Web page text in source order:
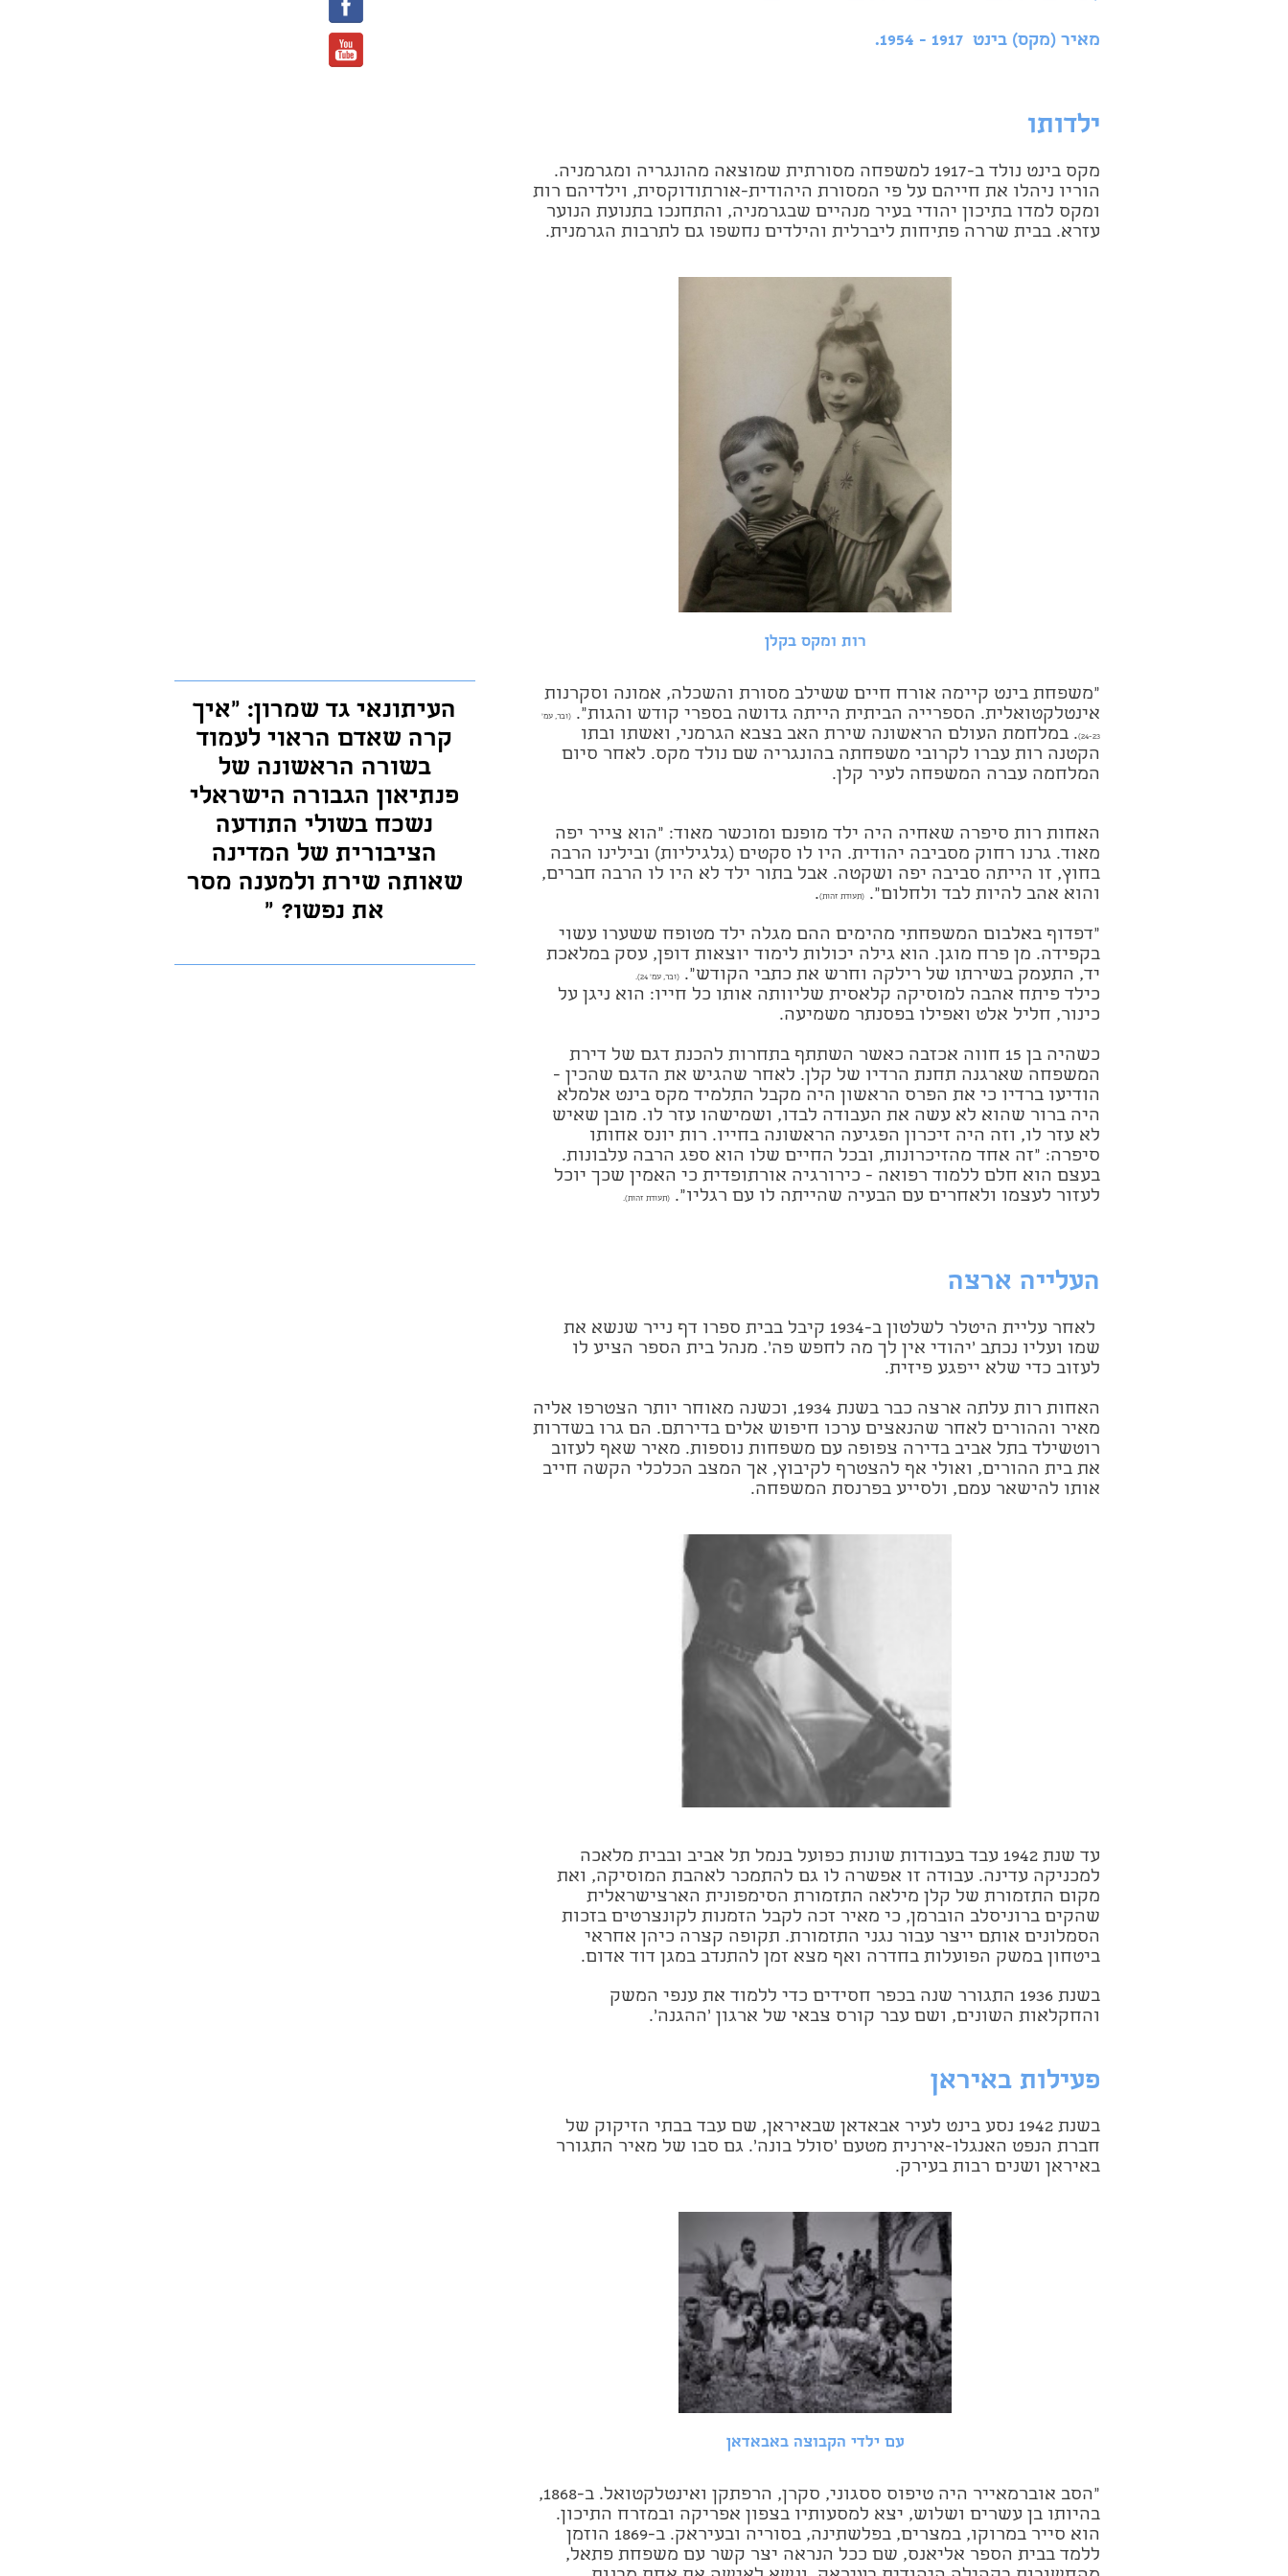
מאיר (מקס) בינט 1917 - 1954.
ילדותו
מקס בינט נולד ב-1917 למשפחה מסורתית שמוצאה
מהונגריה ומגרמניה.
הוריו ניהלו את חייהם על פי המסורת היהודית-אורתודוקסית, וילדיהם רות
ומקס למדו בתיכון יהודי בעיר מנהיים שבגרמניה, והתחנכו בתנועת הנוער
עזרא. בבית שררה פתיחות ליברלית והילדים נחשפו גם לתרבות הגרמנית.
רות ומקס בקלן
"משפחת בינט קיימה אורח חיים ששילב מסורת והשכלה, אמונה וסקרנות
אינטלקטואלית. הספרייה הביתית הייתה גדושה בספרי קודש והגות".(ובר, עמ'
24-23) . במלחמת העולם הראשונה שירת האב בצבא הגרמני, ואשתו ובתו
הקטנה רות עברו לקרובי משפחתה בהונגריה שם נולד מקס. לאחר סיום
המלחמה עברה המשפחה לעיר קלן.
האחות רות סיפרה שאחיה היה ילד מופנם ומוכשר מאוד: "הוא צייר יפה
מאוד. גרנו רחוק מסביבה יהודית. היו לו סקטים (גלגיליות) ובילינו הרבה
בחוץ, זו הייתה סביבה יפה ושקטה. אבל בתור ילד לא היו לו הרבה חברים,
והוא אהב להיות לבד ולחלום".(תעודת זהות).
"דפדוף באלבום המשפחתי מהימים ההם מגלה ילד מטופח ששערו עשוי
בקפידה. מן פרח מוגן. הוא גילה יכולות לימוד יוצאות דופן, עסק במלאכת
יד, התעמק בשירתו של רילקה וחרש את כתבי הקודש".(ובר, עמ' 24).
כילד פיתח אהבה למוסיקה קלאסית שליוותה אותו כל חייו: הוא ניגן על
כינור, חליל אלט ואפילו בפסנתר משמיעה.
כשהיה בן 15 חווה אכזבה כאשר השתתף בתחרות להכנת דגם של דירת
המשפחה שארגנה תחנת הרדיו של קלן. לאחר שהגיש את הדגם שהכין -
הודיעו ברדיו כי את הפרס הראשון היה מקבל התלמיד מקס בינט אלמלא
היה ברור שהוא לא עשה את העבודה לבדו, ושמישהו עזר לו. מובן שאיש
לא עזר לו, וזה היה זיכרון הפגיעה הראשונה בחייו. רות יונס אחותו
סיפרה: "זה אחד מהזיכרונות, ובכל החיים שלו הוא ספג הרבה עלבונות.
בעצם הוא חלם ללמוד רפואה - כירורגיה אורתופדית כי האמין שכך יוכל
לעזור לעצמו ולאחרים עם הבעיה שהייתה לו עם רגליו".(תעודת זהות).
העלייה ארצה
לאחר עליית היטלר לשלטון ב-1934 קיבל בבית ספרו דף נייר שנשא את
שמו ועליו נכתב 'יהודי אין לך מה לחפש פה'. מנהל בית הספר הציע לו
לעזוב כדי שלא ייפגע פיזית.
האחות רות עלתה ארצה כבר בשנת 1934, וכשנה מאוחר יותר הצטרפו אליה
מאיר וההורים לאחר שהנאצים ערכו חיפוש אלים בדירתם. הם גרו בשדרות
רוטשילד בתל אביב בדירה צפופה עם משפחות נוספות. מאיר שאף לעזוב
את בית ההורים, ואולי אף להצטרף לקיבוץ, אך המצב הכלכלי הקשה חייב
אותו להישאר עמם, ולסייע בפרנסת המשפחה.
עד שנת 1942 עבד בעבודות שונות כפועל בנמל תל אביב ובבית מלאכה
למכניקה עדינה. עבודה זו אפשרה לו גם להתמכר לאהבת המוסיקה, ואת
מקום התזמורת של קלן מילאה התזמורת הסימפונית הארצישראלית
שהקים ברוניסלב הוברמן, כי מאיר זכה לקבל הזמנות לקונצרטים בזכות
הסמלונים אותם ייצר עבור נגני התזמורת. תקופה קצרה כיהן אחראי
ביטחון במשק הפועלות בחדרה ואף מצא זמן להתנדב במגן דוד אדום.
בשנת 1936 התגורר שנה בכפר חסידים כדי ללמוד את ענפי המשק
והחקלאות השונים, ושם עבר קורס צבאי של ארגון 'ההגנה'.
פעילות באיראן
בשנת 1942 נסע בינט לעיר אבאדאן שבאיראן, שם עבד בבתי הזיקוק של
חברת הנפט האנגלו-אירנית מטעם 'סולל בונה'. גם סבו של מאיר התגורר
באיראן ושנים רבות בעירק.
עם ילדי הקבוצה באבאדאן
"הסב אוברמאייר היה טיפוס ססגוני, סקרן, הרפתקן ואינטלקטואל. ב-1868,
בהיותו בן עשרים ושלוש, יצא למסעותיו בצפון אפריקה ובמזרח התיכון.
הוא סייר במרוקו, במצרים, בפלשתינה, בסוריה ובעיראק. ב-1869 הוזמן
ללמד בבית הספר אליאנס, שם ככל הנראה יצר קשר עם משפחת פתאל,
העיתונאי גד שמרון: "איך
קרה שאדם הראוי לעמוד
בשורה הראשונה של
פנתיאון הגבורה הישראלי
נשכח בשולי התודעה
הציבורית של המדינה
שאותה שירת ולמענה מסר
את נפשו? "